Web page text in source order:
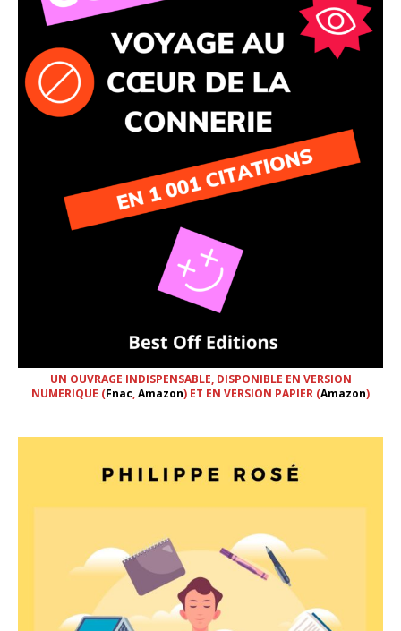
UN OUVRAGE INDISPENSABLE, DISPONIBLE EN VERSION
NUMERIQUE (Fnac,Amazon) ET EN VERSION PAPIER (Amazon)